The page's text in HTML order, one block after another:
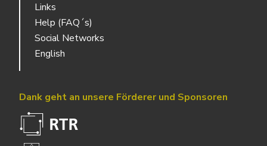
Links
Help (FAQ´s)
Social Networks
English
Dank geht an unsere Förderer und Sponsoren